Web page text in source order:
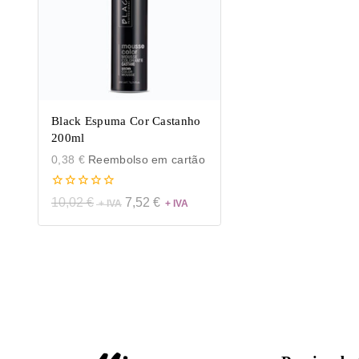
Black Espuma Cor Castanho
200ml
0,38 €Reembolso em cartão
0
de
5
10,02€ 7,52 €